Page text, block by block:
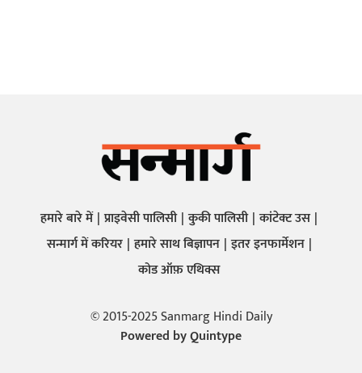
हमारे बारे में प्राइवेसी पालिसी कुकी पालिसी कांटेक्ट उस
सन्मार्ग में करियर हमारे साथ बिज्ञापन इतर इनफार्मेशन
कोड ऑफ़ एथिक्स
© 2015-2025 Sanmarg Hindi Daily
Powered byQuintype